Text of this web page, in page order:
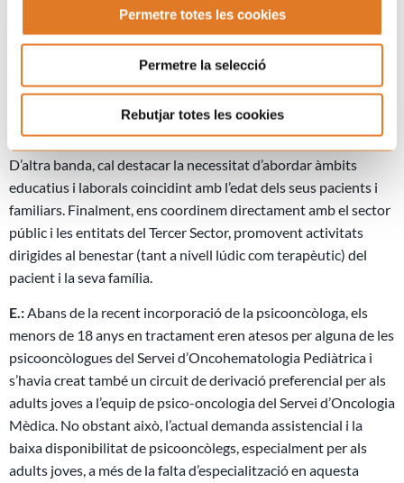
Permetre totes les cookies
Permetre la selecció
Rebutjar totes les cookies
Dependència, gestió de farmàcia gratuïta, treballar les
instruccions de Dietes de Manutenció i Hostalatge de les
diferents comunitats autònomes per desplaçament mèdic i la
necessitat d’algunes famílies de traslladar-se de domicili o fer
significatius viatges, atès que s’atén pacients de tot Catalunya,
per ser l’única unitat d’aquestes característiques.
D’altra banda, cal destacar la necessitat d’abordar àmbits
educatius i laborals coincidint amb l’edat dels seus pacients i
familiars. Finalment, ens coordinem directament amb el sector
públic i les entitats del Tercer Sector, promovent activitats
dirigides al benestar (tant a nivell lúdic com terapèutic) del
pacient i la seva família.
E.:Abans de la recent incorporació de la psicooncòloga, els
menors de 18 anys en tractament eren atesos per alguna de les
psicooncòlogues del Servei d’Oncohematologia Pediàtrica i
s’havia creat també un circuit de derivació preferencial per als
adults joves a l’equip de psico-oncologia del Servei d’Oncologia
Mèdica. No obstant això, l’actual demanda assistencial i la
baixa disponibilitat de psicooncòlegs, especialment per als
adults joves, a més de la falta d’especialització en aquesta